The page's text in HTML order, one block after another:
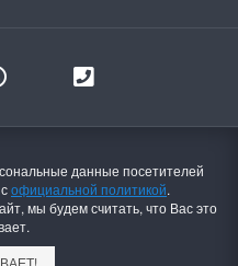
данные посетителей
официальной политикой.
мы будем считать, что Вас это